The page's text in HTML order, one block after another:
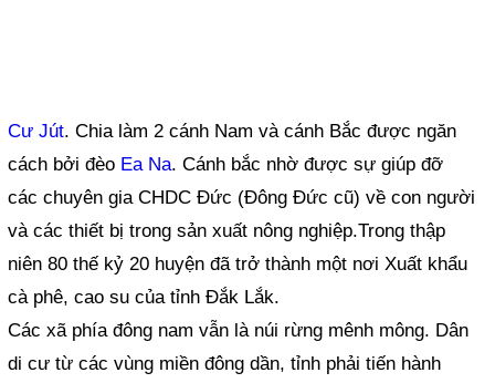
Cư Jút. Chia làm 2 cánh Nam và cánh Bắc được ngăn
cách bởi đèo Ea Na. Cánh bắc nhờ được sự giúp đỡ
các chuyên gia CHDC Đức (Đông Đức cũ) về con người
và các thiết bị trong sản xuất nông nghiệp.Trong thập
niên 80 thế kỷ 20 huyện đã trở thành một nơi Xuất khẩu
cà phê, cao su của tỉnh Đắk Lắk.
Các xã phía đông nam vẫn là núi rừng mênh mông. Dân
di cư từ các vùng miền đông dần, tỉnh phải tiến hành